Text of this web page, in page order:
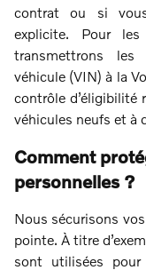
contrat ou si
explicite. Pour
transmettrons les
véhicule (VIN) à la
contrôle d’éligibilité
véhicules neufs et à
Comment
personnelles ?
Nous sécurisons
pointe. À titre
sont utilisées pour